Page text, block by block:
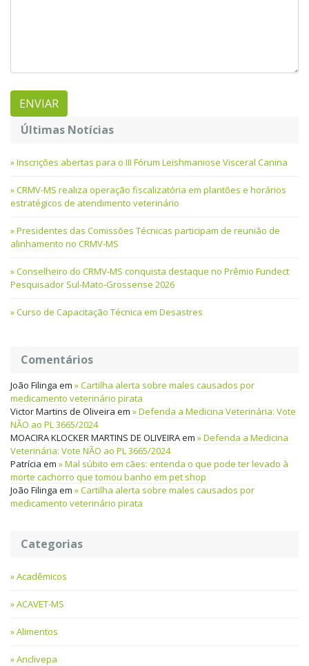
Últimas Notícias
Inscrições abertas para o III Fórum Leishmaniose Visceral Canina
CRMV-MS realiza operação fiscalizatória em plantões e horários
estratégicos de atendimento veterinário
Presidentes das Comissões Técnicas participam de reunião de
alinhamento no CRMV-MS
Conselheiro do CRMV-MS conquista destaque no Prêmio Fundect
Pesquisador Sul-Mato-Grossense 2026
Curso de Capacitação Técnica em Desastres
Comentários
João Filinga em
Cartilha alerta sobre males causados por
medicamento veterinário pirata
Victor Martins de Oliveira em
Defenda a Medicina Veterinária: Vote
NÃO ao PL 3665/2024
MOACIRA KLOCKER MARTINS DE OLIVEIRAem
Defenda a Medicina
Veterinária: Vote NÃO ao PL 3665/2024
Patrícia em
Mal súbito em cães: entenda o que pode ter levado à
morte cachorro que tomou banho em pet shop
João Filinga em
Cartilha alerta sobre males causados por
medicamento veterinário pirata
Categorias
Acadêmicos
ACAVET-MS
Alimentos
Anclivepa